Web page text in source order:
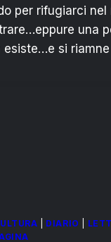
per rifugiarci
una
esiste…e si
DIARIO